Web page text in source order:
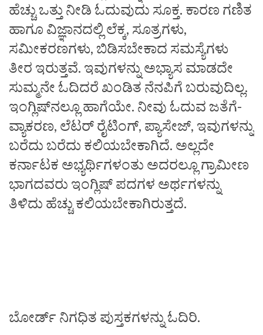
ಹೆಚ್ಚು ಒತ್ತು ನೀಡಿ ಓದುವುದು ಸೂಕ್ತ. ಕಾರಣ ಗಣಿತ
ಹಾಗೂ ವಿಜ್ಞಾನದಲ್ಲಿ ಲೆಕ್ಕ, ಸೂತ್ರಗಳು,
ಸಮೀಕರಣಗಳು, ಬಿಡಿಸಬೇಕಾದ ಸಮಸ್ಯೆಗಳು
ತೀರ ಇರುತ್ತವೆ. ಇವುಗಳನ್ನು ಅಭ್ಯಾಸ ಮಾಡದೇ
ಸುಮ್ಮನೇ ಓದಿದರೆ ಖಂಡಿತ ನೆನಪಿಗೆ ಬರುವುದಿಲ್ಲ.
ಇಂಗ್ಲಿಷ್‌ನಲ್ಲೂ ಹಾಗೆಯೇ. ನೀವು ಓದುವ ಜತೆಗೆ-
ವ್ಯಾಕರಣ, ಲೆಟರ್‌ ರೈಟಿಂಗ್, ಪ್ಯಾಸೇಜ್‌, ಇವುಗಳನ್ನು
ಬರೆದು ಬರೆದು ಕಲಿಯಬೇಕಾಗಿದೆ. ಅಲ್ಲದೇ
ಕರ್ನಾಟಕ ಅಭ್ಯರ್ಥಿಗಳಂತು ಅದರಲ್ಲೂ ಗ್ರಾಮೀಣ
ಭಾಗದವರು ಇಂಗ್ಲಿಷ್‌ ಪದಗಳ ಅರ್ಥಗಳನ್ನು
ತಿಳಿದು ಹೆಚ್ಚು ಕಲಿಯಬೇಕಾಗಿರುತ್ತದೆ.
ಬೋರ್ಡ್‌ ನಿಗಧಿತ ಪುಸ್ತಕಗಳನ್ನು ಓದಿರಿ.